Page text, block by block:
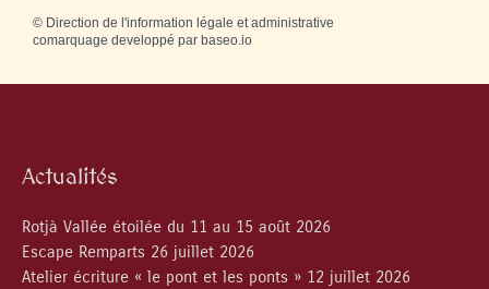
© Direction de l'information légale et administrative
comarquage developpé par baseo.io
Actualités
Rotjà Vallée étoilée du 11 au 15 août 2026
Escape Remparts 26 juillet 2026
Atelier écriture « le pont et les ponts » 12 juillet 2026